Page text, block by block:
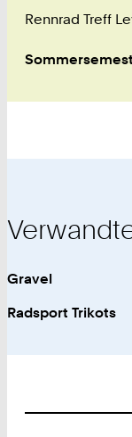
Rennrad Treff
Gravel
Radsport Trikots